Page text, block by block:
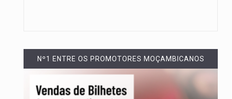
Nº1 ENTRE OS PROMOTORES MOÇAMBICANOS